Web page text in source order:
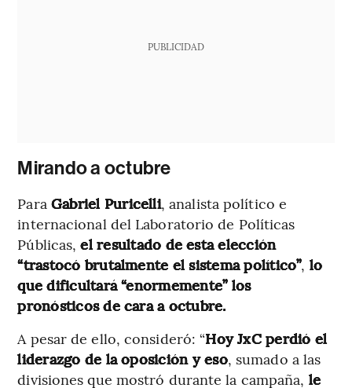
PUBLICIDAD
Mirando a octubre
Para Gabriel Puricelli, analista político e
internacional del Laboratorio de Políticas
Públicas,el resultado de esta elección
“trastocó brutalmente el sistema político”, lo
que dificultará “enormemente” los
pronósticos de cara a octubre.
A pesar de ello, consideró: “Hoy JxC perdió el
liderazgo de la oposición y eso, sumado a las
divisiones que mostró durante la campaña, le